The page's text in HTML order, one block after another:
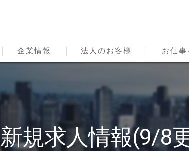
企業情報
会社概要
法人のお客様 お仕
新規求人情報(9/8